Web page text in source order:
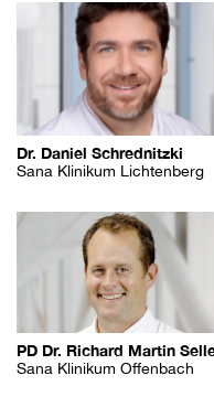
Dr. Daniel Schrednitzki
Sana Klinikum Lichtenberg
PD Dr. Richard Martin
Sana Klinikum Offenbach